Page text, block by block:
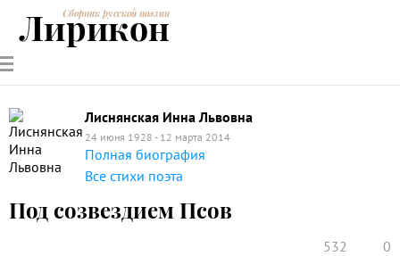
РУССКИЕ
ПОЭТЫ
СОВРЕМЕННИКИЭНЦИКЛОПЕДИЯ
ПОЭЗИИ
Сборник русской поэзии
Лирикон
Лиснянская Инна Львовна
24 июня 1928 - 12 марта 2014
Полная биография
Все стихи поэта
Под созвездием Псов
532 0